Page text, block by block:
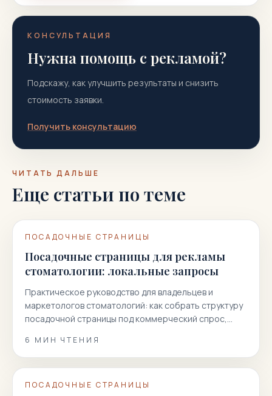
КОНСУЛЬТАЦИЯ
Нужна помощь с рекламой?
Подскажу, как улучшить результаты и снизить
стоимость заявки.
Получить консультацию
ЧИТАТЬ ДАЛЬШЕ
Еще статьи по теме
ПОСАДОЧНЫЕ СТРАНИЦЫ
Посадочные страницы для рекламы
стоматологии: локальные запросы
Практическое руководство для владельцев и
маркетологов стоматологий: как собрать структуру
посадочной страницы под коммерческий спрос,
6 МИН ЧТЕНИЯ
ПОСАДОЧНЫЕ СТРАНИЦЫ